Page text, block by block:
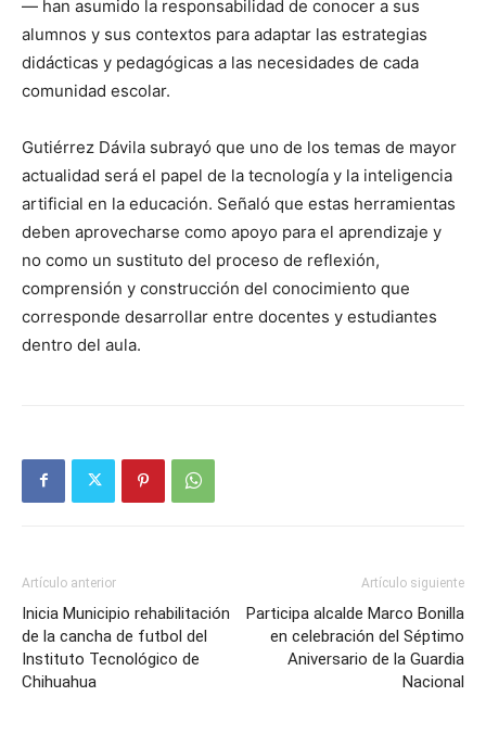
— han asumido la responsabilidad de conocer a sus
alumnos y sus contextos para adaptar las estrategias
didácticas y pedagógicas a las necesidades de cada
comunidad escolar.
Gutiérrez Dávila subrayó que uno de los temas de mayor
actualidad será el papel de la tecnología y la inteligencia
artificial en la educación. Señaló que estas herramientas
deben aprovecharse como apoyo para el aprendizaje y
no como un sustituto del proceso de reflexión,
comprensión y construcción del conocimiento que
corresponde desarrollar entre docentes y estudiantes
dentro del aula.
Artículo anterior
Inicia Municipio rehabilitación
de la cancha de futbol del
Instituto Tecnológico de
Chihuahua
Artículo siguiente
Participa alcalde Marco Bonilla
en celebración del Séptimo
Aniversario de la Guardia
Nacional